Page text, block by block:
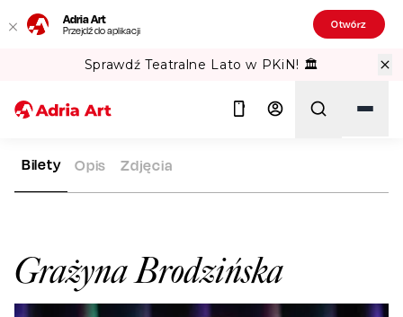
Adria Art
Przejdź do aplikacji Otwórz
Sprawdź Teatralne Lato w PKiN! 🏛️
ADRIA ART ARTYŚCI GRAŻYNA BRODZIŃSKA
Grażyna Brodzińska
Bilety Opis Zdjęcia